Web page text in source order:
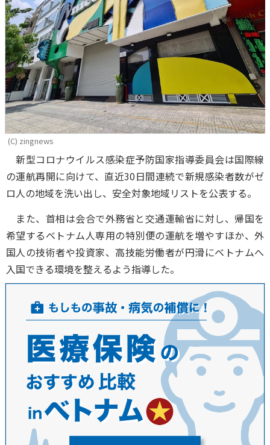
(C) zingnews
新型コロナウイルス感染症予防国家指導委員会は国際線
の運航再開に向けて、直近30日間連続で新規感染者数がゼ
ロ人の地域を洗い出し、安全対象地域リストを公表する。
また、首相は会合で外務省と交通運輸省に対し、帰国を
希望するベトナム人専用の特別便の運航を増やすほか、外
国人の技術者や投資家、高技能労働者が円滑にベトナムへ
入国できる環境を整えるよう指導した。